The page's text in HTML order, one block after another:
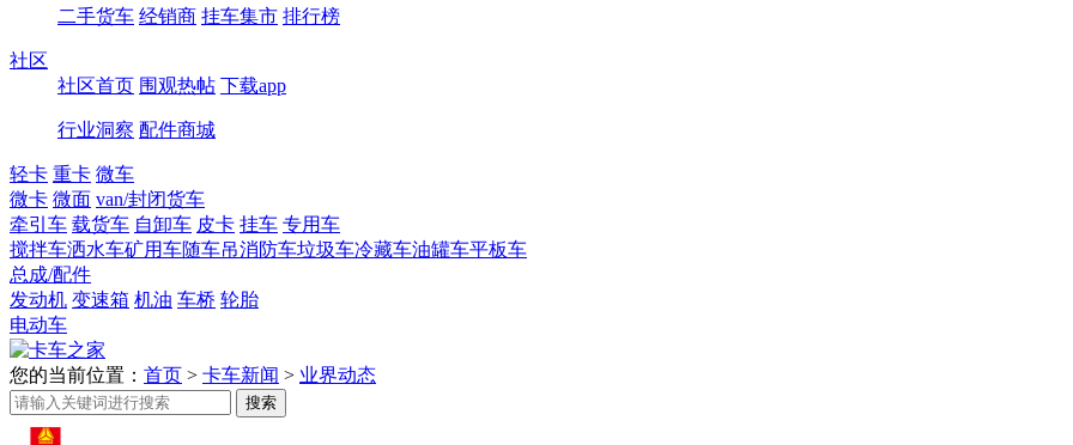
二手货车 经销商 挂车集市 排行榜
社区
社区首页 围观热帖 下载app
行业洞察 配件商城
轻卡 重卡 微车
微卡 微面 van/封闭货车
牵引车 载货车 自卸车 皮卡 挂车 专用车
搅拌车洒水车矿用车随车吊消防车垃圾车冷藏车油罐车平板车
总成/配件
发动机 变速箱 机油 车桥 轮胎
电动车
您的当前位置： 首页 > 卡车新闻 > 业界动态